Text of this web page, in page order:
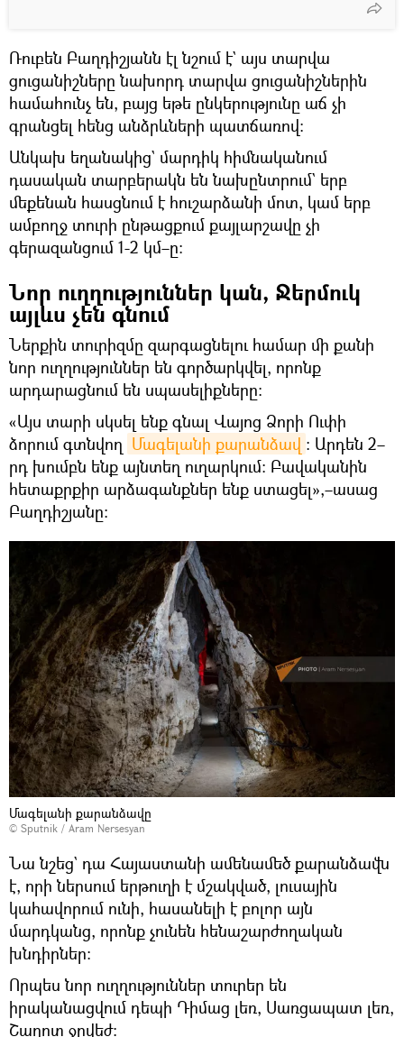
Ռուբեն Բաղդիշյանն էլ նշում է` այս տարվա
ցուցանիշները նախորդ տարվա ցուցանիշներին
համահունչ են, բայց եթե ընկերությունը աճ չի
գրանցել հենց անձրևների պատճառով։
Անկախ եղանակից` մարդիկ հիմնականում
դասական տարբերակն են նախընտրում` երբ
մեքենան հասցնում է հուշարձանի մոտ, կամ երբ
ամբողջ տուրի ընթացքում քայլարշավը չի
գերազանցում 1-2 կմ–ը։
Նոր ուղղություններ կան, Ջերմուկ
այլևս չեն գնում
Ներքին տուրիզմը զարգացնելու համար մի քանի
նոր ուղղություններ են գործարկվել, որոնք
արդարացնում են սպասելիքները։
«Այս տարի սկսել ենք գնալ Վայոց Ձորի Ուփի
ձորում գտնվող Մագելանի քարանձավ ։ Արդեն 2–
րդ խումբն ենք այնտեղ ուղարկում։ Բավականին
հետաքրքիր արձագանքներ ենք ստացել»,–ասաց
Բաղդիշյանը։
Մագելանի քարանձավը
© Sputnik / Aram Nersesyan
Նա նշեց` դա Հայաստանի ամենամեծ քարանձավն
է, որի ներսում երթուղի է մշակված, լուսային
կահավորում ունի, հասանելի է բոլոր այն
մարդկանց, որոնք չունեն հենաշարժողական
խնդիրներ։
Որպես նոր ուղղություններ տուրեր են
իրականացվում դեպի Դիմաց լեռ, Սառցապատ լեռ,
Շաղոտ ջրվեժ։